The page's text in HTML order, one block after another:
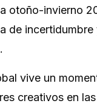
otoño-invierno
de incertidumbre
vive un
creativos en